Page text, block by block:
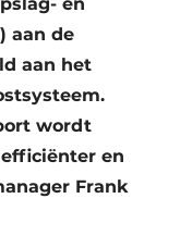
aan de
aan het
wordt
en
Frank